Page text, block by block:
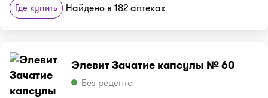
Где купить Найдено в 182 аптеках
Элевит Зачатие капсулы № 60
Без рецепта